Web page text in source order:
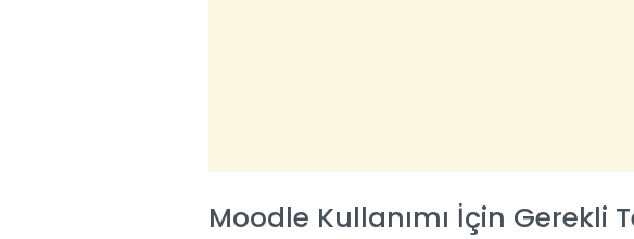
Moodle Kullanımı İçin Gerekli